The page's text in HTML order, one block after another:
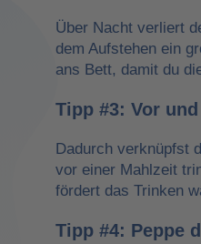
Über Nacht verliert
dem Aufstehen ein
ans Bett, damit du
Tipp #3: Vor
Dadurch verknüpfst
vor einer Mahlzeit
fördert das Trinken
Tipp #4: Peppe